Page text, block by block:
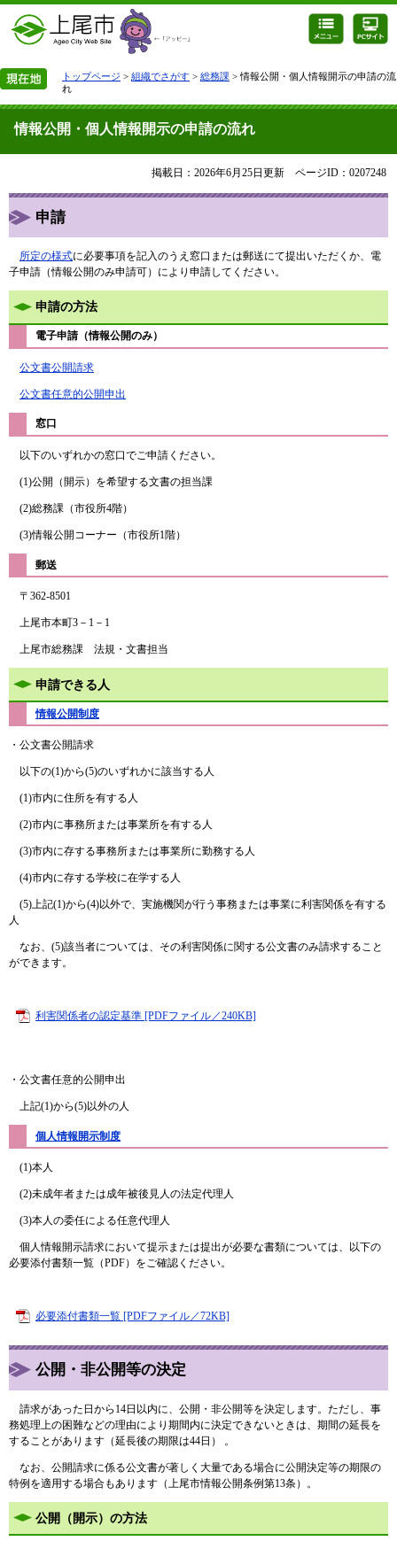
トップページ > 組織でさがす > 総務課 > 情報公開・個人情報開示の申請の流
れ
情報公開・個人情報開示の申請の流れ
掲載日：2026年6月25日更新 ページID：0207248
申請
所定の様式に必要事項を記入のうえ窓口または郵送にて提出いただくか、電
子申請（情報公開のみ申請可）により申請してください。
申請の方法
電子申請（情報公開のみ）
公文書公開請求
公文書任意的公開申出
窓口
以下のいずれかの窓口でご申請ください。
(1)公開（開示）を希望する文書の担当課
(2)総務課（市役所4階）
(3)情報公開コーナー（市役所1階）
郵送
〒362-8501
上尾市本町3－1－1
上尾市総務課 法規・文書担当
申請できる人
情報公開制度
・公文書公開請求
以下の(1)から(5)のいずれかに該当する人
(1)市内に住所を有する人
(2)市内に事務所または事業所を有する人
(3)市内に存する事務所または事業所に勤務する人
(4)市内に存する学校に在学する人
(5)上記(1)から(4)以外で、実施機関が行う事務または事業に利害関係を有する
人
なお、(5)該当者については、その利害関係に関する公文書のみ請求すること
ができます。
利害関係者の認定基準 [PDFファイル／240KB]
・公文書任意的公開申出
上記(1)から(5)以外の人
個人情報開示制度
(1)本人
(2)未成年者または成年被後見人の法定代理人
(3)本人の委任による任意代理人
個人情報開示請求において提示または提出が必要な書類については、以下の
必要添付書類一覧（PDF）をご確認ください。
必要添付書類一覧 [PDFファイル／72KB]
公開・非公開等の決定
請求があった日から14日以内に、公開・非公開等を決定します。ただし、事
務処理上の困難などの理由により期間内に決定できないときは、期間の延長を
することがあります（延長後の期限は44日） 。​
なお、公開請求に係る公文書が著しく大量である場合に公開決定等の期限の
特例を適用する場合もあります（上尾市情報公開条例第13条）。
公開（開示）の方法